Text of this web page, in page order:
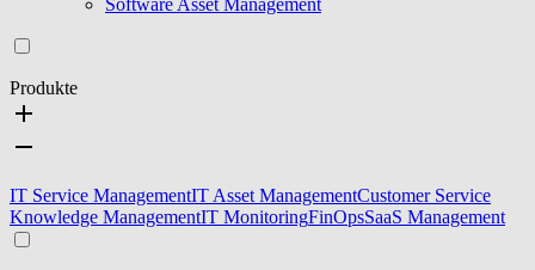
Software Asset Management
Produkte
IT Service ManagementIT Asset ManagementCustomer Service
Knowledge ManagementIT MonitoringFinOpsSaaS Management